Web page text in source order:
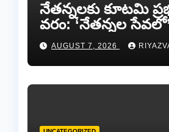
​నేతన్నలకు కూటమి
వరం: ‘నేతన్నల
ద్వారా ఏటా ₹25,000
సాయం!
AUGUST 7, 2026